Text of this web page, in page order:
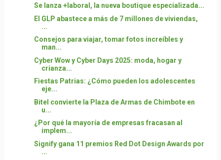
Se lanza +laboral, la nueva boutique especializada...
El GLP abastece a más de 7 millones de viviendas,
...
Consejos para viajar, tomar fotos increíbles y
man...
Cyber Wow y Cyber Days 2025: moda, hogar y
crianza...
Fiestas Patrias: ¿Cómo pueden los adolescentes
eje...
Bitel convierte la Plaza de Armas de Chimbote en
u...
¿Por qué la mayoría de empresas fracasan al
implem...
Signify gana 11 premios Red Dot Design Awards por
...